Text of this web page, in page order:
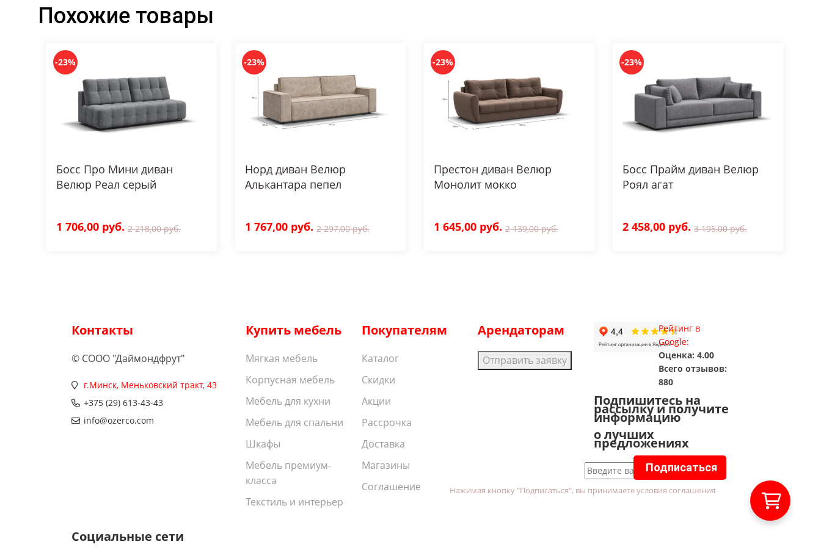
Похожие товары
-23%
Босс Про Мини диван
Велюр Реал серый
1 706,00 руб. 2 218,00 руб.
-23%
Норд диван Велюр
Алькантара пепел
1 767,00 руб. 2 297,00 руб.
-23%
Престон диван Велюр
Монолит мокко
1 645,00 руб. 2 139,00 руб.
-23%
Босс Прайм диван Велюр
Роял агат
2 458,00 руб. 3 195,00 руб.
Контакты
© СООО "Даймондфрут"
г.Минск, Меньковский тракт, 43
+375 (29) 613-43-43
info@ozerco.com
Купить мебель
Мягкая мебель
Корпусная мебель
Мебель для кухни
Мебель для спальни
Шкафы
Мебель премиум-
класса
Текстиль и интерьер
Покупателям
Каталог
Скидки
Акции
Рассрочка
Доставка
Магазины
Соглашение
Арендаторам
Отправить заявку
Рейтинг в
Google:
Оценка: 4.00
Всего отзывов:
880
Подпишитесь на
рассылку и получите
информацию
о лучших
предложениях
Нажимая кнопку "Подписаться", вы принимаете условия соглашения
Подписаться
Социальные сети